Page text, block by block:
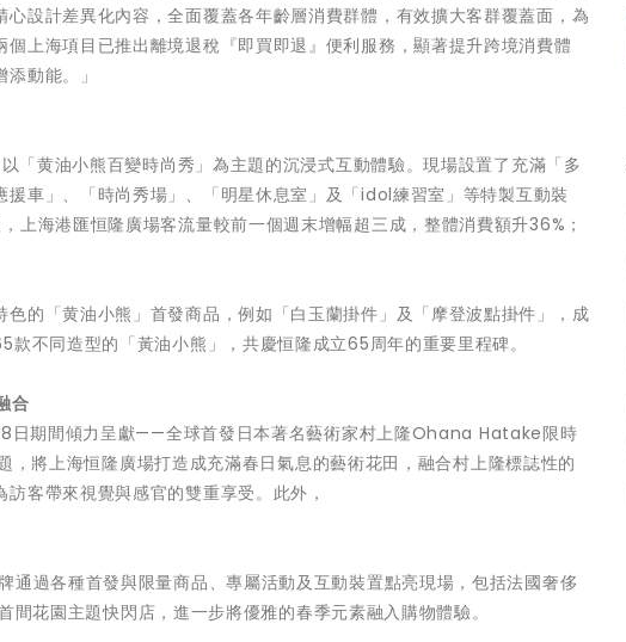
設計差異化內容，全面覆蓋各年齡層消費群體，有效擴大客群覆蓋面，為
上海項目已推出離境退稅『即買即退』便利服務，顯著提升跨境消費體
動能。」
「黄油小熊百變時尚秀」為主題的沉浸式互動體驗。現場設置了充滿「多
車」、「時尚秀場」、「明星休息室」及「idol練習室」等特製互動裝
上海港匯恒隆廣場客流量較前一個週末增幅超三成，整體消費額升36%；
的「黄油小熊」首發商品，例如「白玉蘭掛件」及「摩登波點掛件」，成
不同造型的「黃油小熊」，共慶恒隆成立65周年的重要里程碑。
合
日期間傾力呈獻——全球首發日本著名藝術家村上隆Ohana Hatake限時
將上海恒隆廣場打造成充滿春日氣息的藝術花田，融合村上隆標誌性的
客帶來視覺與感官的雙重享受。此外，
過各種首發與限量商品、專屬活動及互動裝置點亮現場，包括法國奢侈
花園主題快閃店，進一步將優雅的春季元素融入購物體驗。